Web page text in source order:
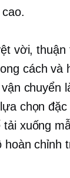
vời, thuận
cách và
chuyển
chọn đặc
xuống
hoàn chỉnh